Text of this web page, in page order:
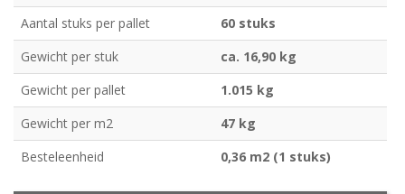
Aantal stuks per pallet
60 stuks
Gewicht per stuk
ca. 16,90 kg
Gewicht per pallet
1.015 kg
Gewicht per m2
47 kg
Besteleenheid
0,36 m2 (1 stuks)